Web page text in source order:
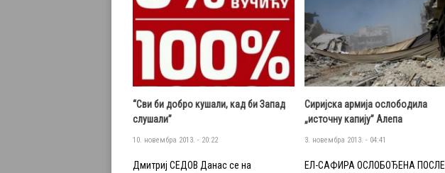
“Сви би добро кушали, кад би Запад
слушали”
10. новембра 2013. - 20:22
Дмитриј СЕДОВ Данас се на
Сиријска армија ослободила
„источну капију” Алепа
3. новембра 2013. - 04:41
ЕЛ-САФИРА ОСЛОБОЂЕНА ПОСЛЕ